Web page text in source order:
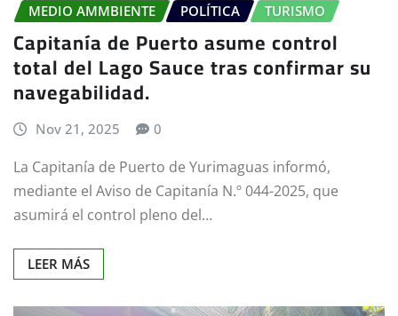
MEDIO AMMBIENTE POLÍTICA TURISMO
Capitanía de Puerto asume control
total del Lago Sauce tras confirmar su
navegabilidad.
Nov 21, 2025 0
La Capitanía de Puerto de Yurimaguas informó,
mediante el Aviso de Capitanía N.º 044-2025, que
asumirá el control pleno del…
LEER MÁS